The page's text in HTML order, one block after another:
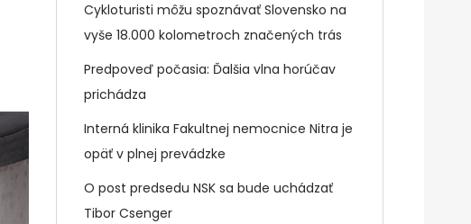
Cykloturisti môžu spoznávať Slovensko na
vyše 18.000 kolometroch značených trás
Predpoveď počasia: Ďalšia vlna horúčav
prichádza
Interná klinika Fakultnej nemocnice Nitra je
opäť v plnej prevádzke
O post predsedu NSK sa bude uchádzať
Tibor Csenger